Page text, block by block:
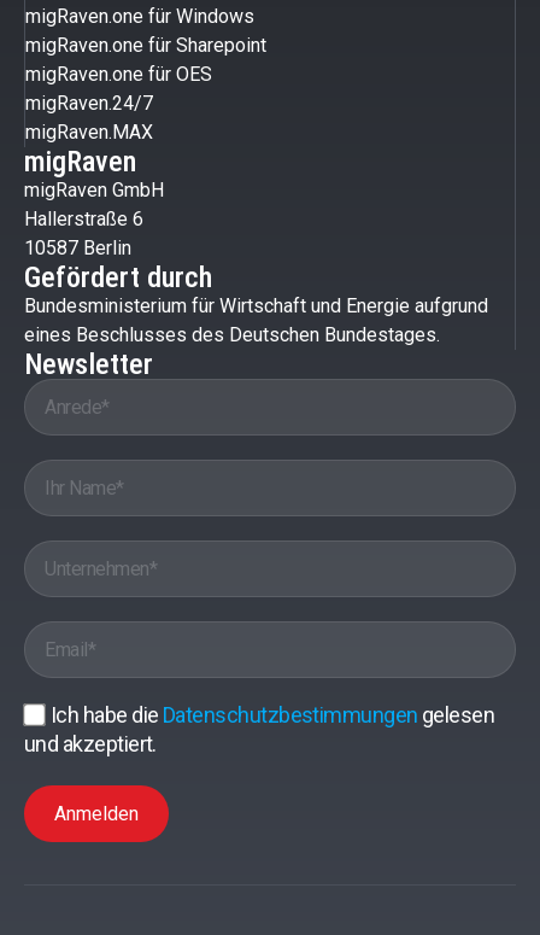
migRaven.one für Windows
migRaven.one für Sharepoint
migRaven.one für OES
migRaven.24/7
migRaven.MAX
migRaven
migRaven GmbH
Hallerstraße 6
10587 Berlin
Gefördert durch
Bundesministerium für Wirtschaft und Energie aufgrund
eines Beschlusses des Deutschen Bundestages.
Newsletter
Ich habe die Datenschutzbestimmungen gelesen
und akzeptiert.
Anmelden